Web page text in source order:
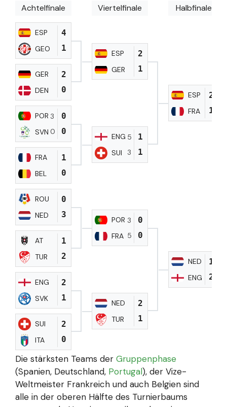
Achtelfinale
ESP
GEO
4
1
GER
DEN
2
0
POR
SVN
3
0
0
0
FRA
BEL
1
0
ROU
NED
0
3
AT
TUR
1
2
ENG
SVK
2
1
SUI
ITA
2
0
Viertelfinale
ESP
GER
2
1
ENG
SUI
5
3
1
1
POR
FRA
3
5
0
0
NED
TUR
2
1
Halbfinale
ESP
FRA
2
1
NED
ENG
1
2
Die stärksten Teams der Gruppenphase
(Spanien, Deutschland, Portugal), der Vize-
Weltmeister Frankreich und auch Belgien sind
alle in der oberen Hälfte des Turnierbaums